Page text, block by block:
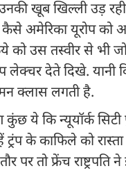
खूब खिल्ली उड़
कैसे अमेरिका यूरोप
को उस तस्वीर से भी
लेक्चर देते दिखे. यानी
क्लास लगती है.
कि न्‍यूयॉर्क सिटी
ट्रंप के काफिले को
पर तो फ्रेंच